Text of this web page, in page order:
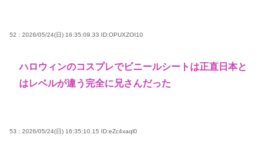
52 : 2026/05/24(日) 16:35:09.33 ID:OPUXZOI10
ハロウィンのコスプレでビニールシートは正直日本と
はレベルが違う完全に兄さんだった
53 : 2026/05/24(日) 16:35:10.15 ID:eZc4xaql0